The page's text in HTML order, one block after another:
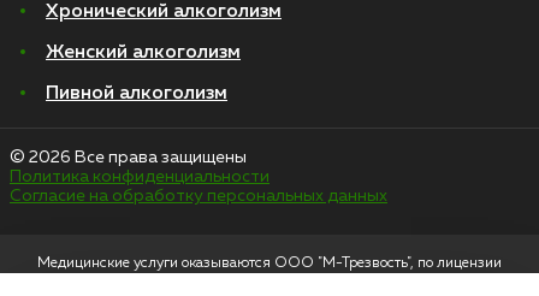
Хронический алкоголизм
Женский алкоголизм
Пивной алкоголизм
© 2026 Все права защищены
Политика конфиденциальности
Согласие на обработку персональных данных
Медицинские услуги оказываются ООО "М-Трезвость", по лицензии